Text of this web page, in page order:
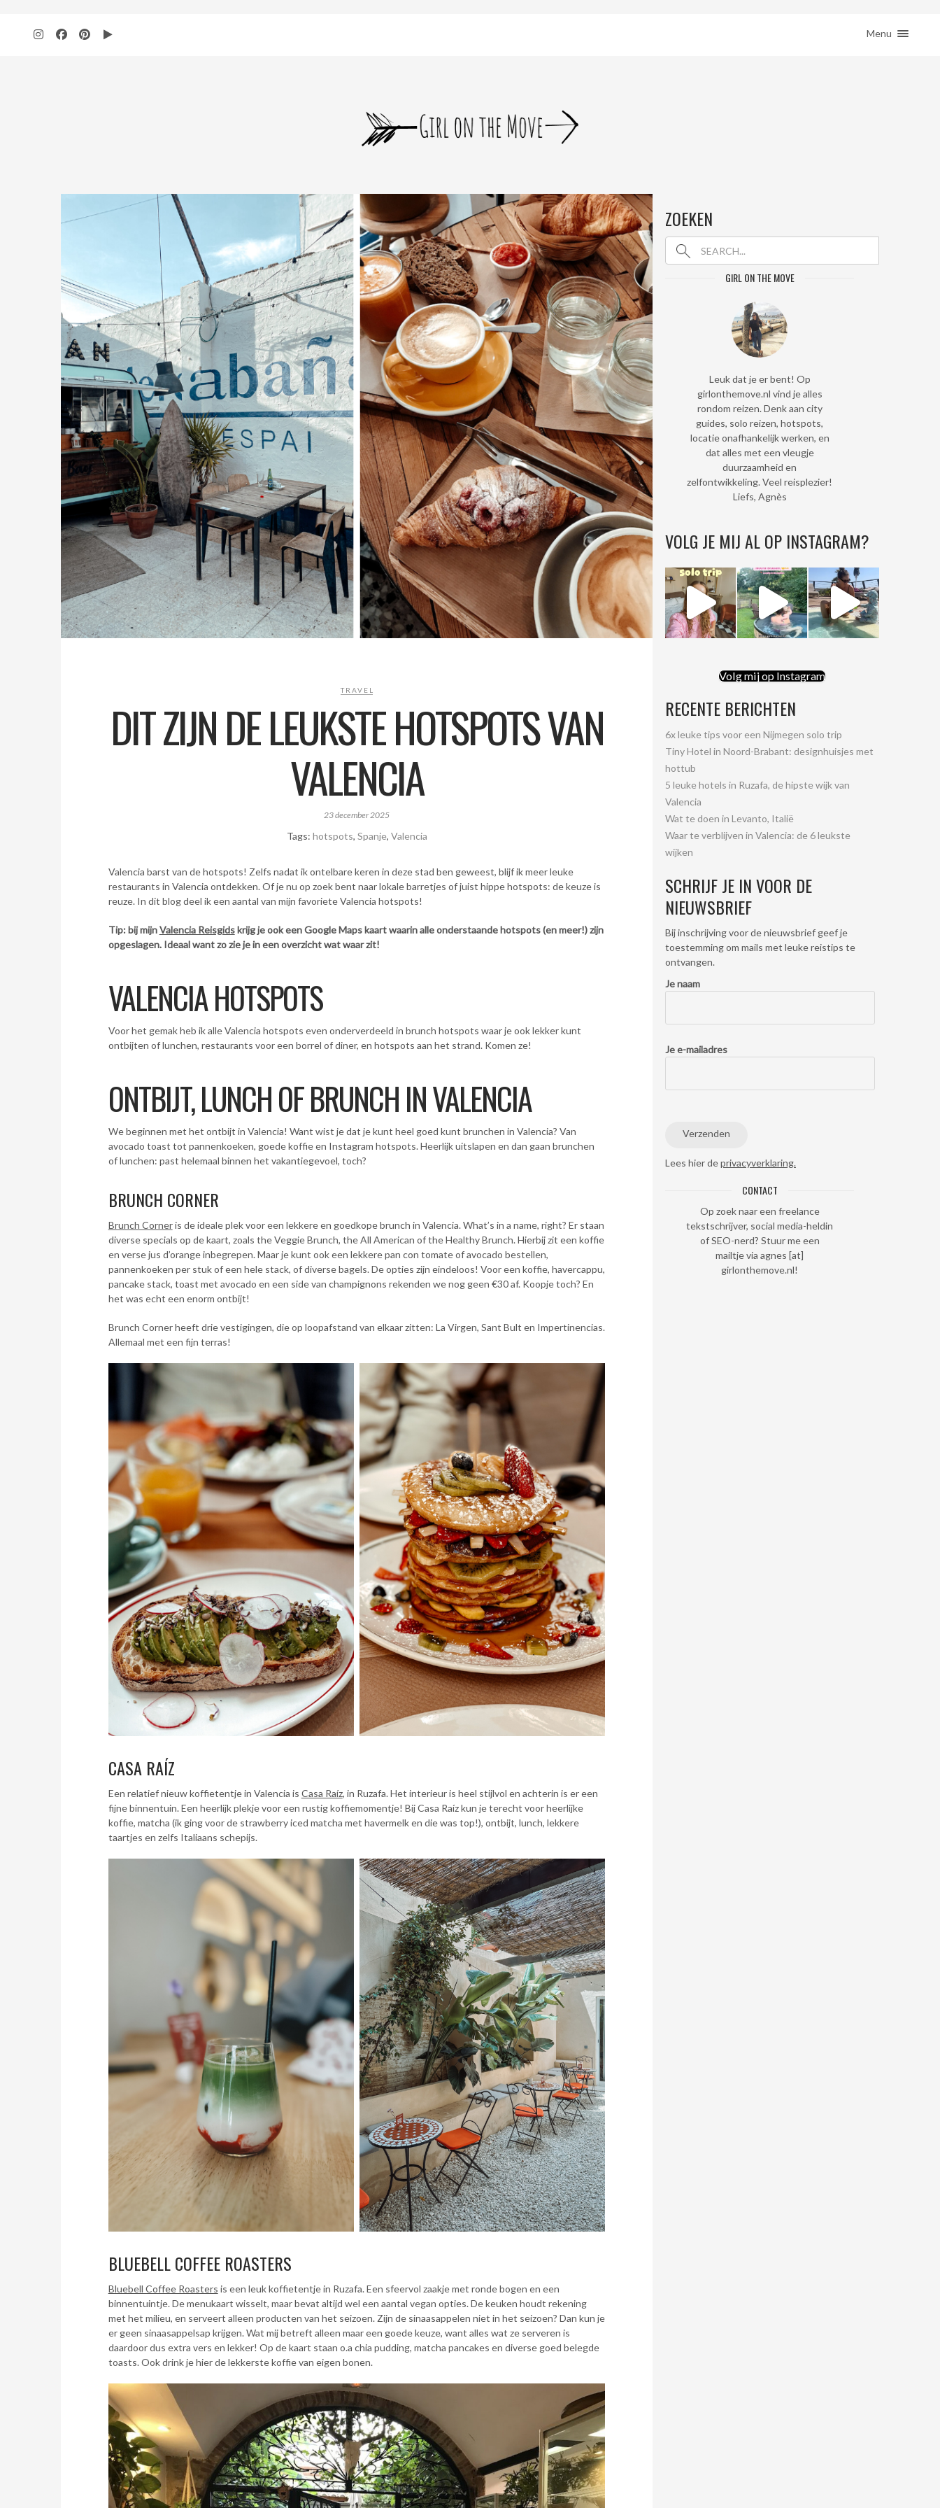
Menu
TRAVEL
DIT ZIJN DE LEUKSTE HOTSPOTS VAN
VALENCIA
23 december 2025
Tags: hotspots, Spanje, Valencia
Valencia barst van de hotspots! Zelfs nadat ik ontelbare keren in deze stad ben geweest, blijf ik meer leuke
restaurants in Valencia ontdekken. Of je nu op zoek bent naar lokale barretjes of juist hippe hotspots: de keuze is
reuze. In dit blog deel ik een aantal van mijn favoriete Valencia hotspots!
Tip: bij mijnValencia Reisgidskrijg je ook een Google Maps kaart waarin alle onderstaande hotspots (en meer!) zijn
opgeslagen. Ideaal want zo zie je in een overzicht wat waar zit!
VALENCIA HOTSPOTS
Voor het gemak heb ik alle Valencia hotspots even onderverdeeld in brunch hotspots waar je ook lekker kunt
ontbijten of lunchen, restaurants voor een borrel of diner, en hotspots aan het strand. Komen ze!
ONTBIJT, LUNCH OF BRUNCH IN VALENCIA
We beginnen met het ontbijt in Valencia! Want wist je dat je kunt heel goed kunt brunchen in Valencia? Van
avocado toast tot pannenkoeken, goede koffie en Instagram hotspots. Heerlijk uitslapen en dan gaan brunchen
of lunchen: past helemaal binnen het vakantiegevoel, toch?
BRUNCH CORNER
Brunch Corneris de ideale plek voor een lekkere en goedkope brunch in Valencia. What’s in a name, right? Er staan
diverse specials op de kaart, zoals the Veggie Brunch, the All American of the Healthy Brunch. Hierbij zit een koffie
en verse jus d’orange inbegrepen. Maar je kunt ook een lekkere pan con tomate of avocado bestellen,
pannenkoeken per stuk of een hele stack, of diverse bagels. De opties zijn eindeloos! Voor een koffie, havercappu,
pancake stack, toast met avocado en een side van champignons rekenden we nog geen €30 af. Koopje toch? En
het was echt een enorm ontbijt!
Brunch Corner heeft drie vestigingen, die op loopafstand van elkaar zitten: La Virgen, Sant Bult en Impertinencias.
Allemaal met een fijn terras!
CASA RAÍZ
Een relatief nieuw koffietentje in Valencia is Casa Raíz, in Ruzafa. Het interieur is heel stijlvol en achterin is er een
fijne binnentuin. Een heerlijk plekje voor een rustig koffiemomentje! Bij Casa Raíz kun je terecht voor heerlijke
koffie, matcha (ik ging voor de strawberry iced matcha met havermelk en die was top!), ontbijt, lunch, lekkere
taartjes en zelfs Italiaans schepijs.
BLUEBELL COFFEE ROASTERS
Bluebell Coffee Roasters is een leuk koffietentje in Ruzafa. Een sfeervol zaakje met ronde bogen en een
binnentuintje. De menukaart wisselt, maar bevat altijd wel een aantal vegan opties. De keuken houdt rekening
met het milieu, en serveert alleen producten van het seizoen. Zijn de sinaasappelen niet in het seizoen? Dan kun je
er geen sinaasappelsap krijgen. Wat mij betreft alleen maar een goede keuze, want alles wat ze serveren is
daardoor dus extra vers en lekker! Op de kaart staan o.a chia pudding, matcha pancakes en diverse goed belegde
toasts. Ook drink je hier de lekkerste koffie van eigen bonen.
ZOEKEN
GIRL ON THE MOVE
Leuk dat je er bent! Op
girlonthemove.nl vind je alles
rondom reizen. Denk aan city
guides, solo reizen, hotspots,
locatie onafhankelijk werken, en
dat alles met een vleugje
duurzaamheid en
zelfontwikkeling. Veel reisplezier!
Liefs, Agnès
VOLG JE MIJ AL OP INSTAGRAM?
Volg mij op Instagram
RECENTE BERICHTEN
6x leuke tips voor een Nijmegen solo trip
Tiny Hotel in Noord-Brabant: designhuisjes met
hottub
5 leuke hotels in Ruzafa, de hipste wijk van
Valencia
Wat te doen in Levanto, Italië
Waar te verblijven in Valencia: de 6 leukste
wijken
SCHRIJF JE IN VOOR DE
NIEUWSBRIEF
Bij inschrijving voor de nieuwsbrief geef je
toestemming om mails met leuke reistips te
ontvangen.
Je naam
Je e-mailadres
Lees hier deprivacyverklaring.
CONTACT
Op zoek naar een freelance
tekstschrijver, social media-heldin
of SEO-nerd? Stuur me een
mailtje via agnes [at]
girlonthemove.nl!